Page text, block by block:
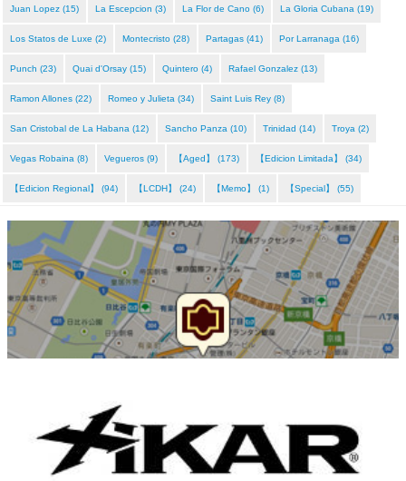
Juan Lopez (15) La Escepcion (3) La Flor de Cano (6) La Gloria Cubana (19)
Los Statos de Luxe (2) Montecristo (28) Partagas (41) Por Larranaga (16)
Punch (23) Quai d'Orsay (15) Quintero (4) Rafael Gonzalez (13)
Ramon Allones (22) Romeo y Julieta (34) Saint Luis Rey (8)
San Cristobal de La Habana (12) Sancho Panza (10) Trinidad (14) Troya (2)
Vegas Robaina (8) Vegueros (9) 【Aged】 (173) 【Edicion Limitada】 (34)
【Edicion Regional】 (94) 【LCDH】 (24) 【Memo】 (1) 【Special】 (55)